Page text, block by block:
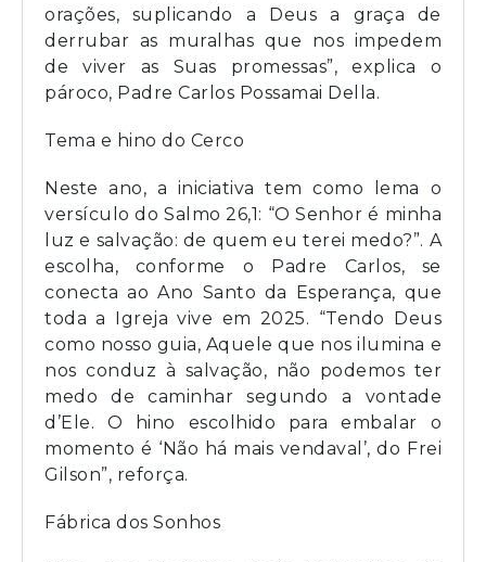
orações, suplicando a Deus a graça de
derrubar as muralhas que nos impedem
de viver as Suas promessas”, explica o
pároco, Padre Carlos Possamai Della.
Tema e hino do Cerco
Neste ano, a iniciativa tem como lema o
versículo do Salmo 26,1: “O Senhor é minha
luz e salvação: de quem eu terei medo?”. A
escolha, conforme o Padre Carlos, se
conecta ao Ano Santo da Esperança, que
toda a Igreja vive em 2025. “Tendo Deus
como nosso guia, Aquele que nos ilumina e
nos conduz à salvação, não podemos ter
medo de caminhar segundo a vontade
d’Ele. O hino escolhido para embalar o
momento é ‘Não há mais vendaval’, do Frei
Gilson”, reforça.
Fábrica dos Sonhos